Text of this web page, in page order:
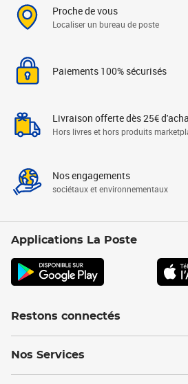
Proche de vous
Localiser un bureau de poste
Paiements 100% sécurisés
Livraison offerte dès 25€
Hors livres et hors produits
Nos engagements
sociétaux et environnementaux
Applications La Poste
Restons connectés
Nos Services